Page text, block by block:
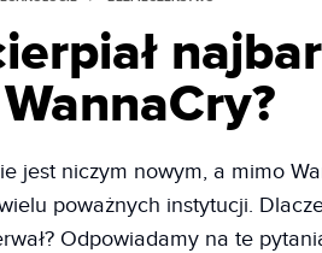
jest niczym nowym, a mimo
poważnych instytucji.
Odpowiadamy na te